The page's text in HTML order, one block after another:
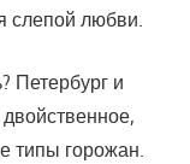
слепой любви.
Петербург и
типы горо­жан.